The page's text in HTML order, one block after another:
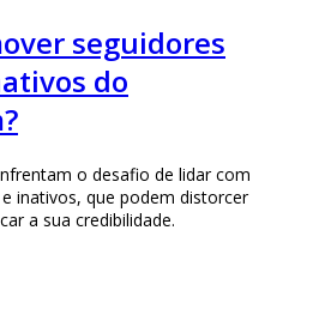
seguidores
do
o desafio de lidar com
inativos, que podem distorcer
a sua credibilidade.